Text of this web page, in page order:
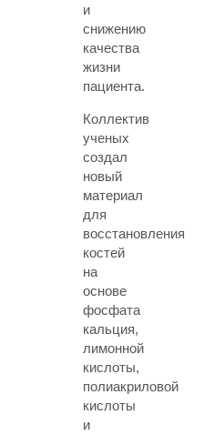
и
снижению
качества
жизни
пациента.
Коллектив
ученых
создал
новый
материал
для
восстановления
костей
на
основе
фосфата
кальция,
лимонной
кислоты,
полиакриловой
кислоты
и